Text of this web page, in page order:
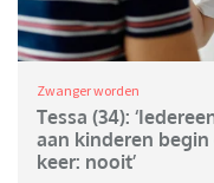
Zwanger worden
Tessa (34):
aan kinderen
keer: nooit’